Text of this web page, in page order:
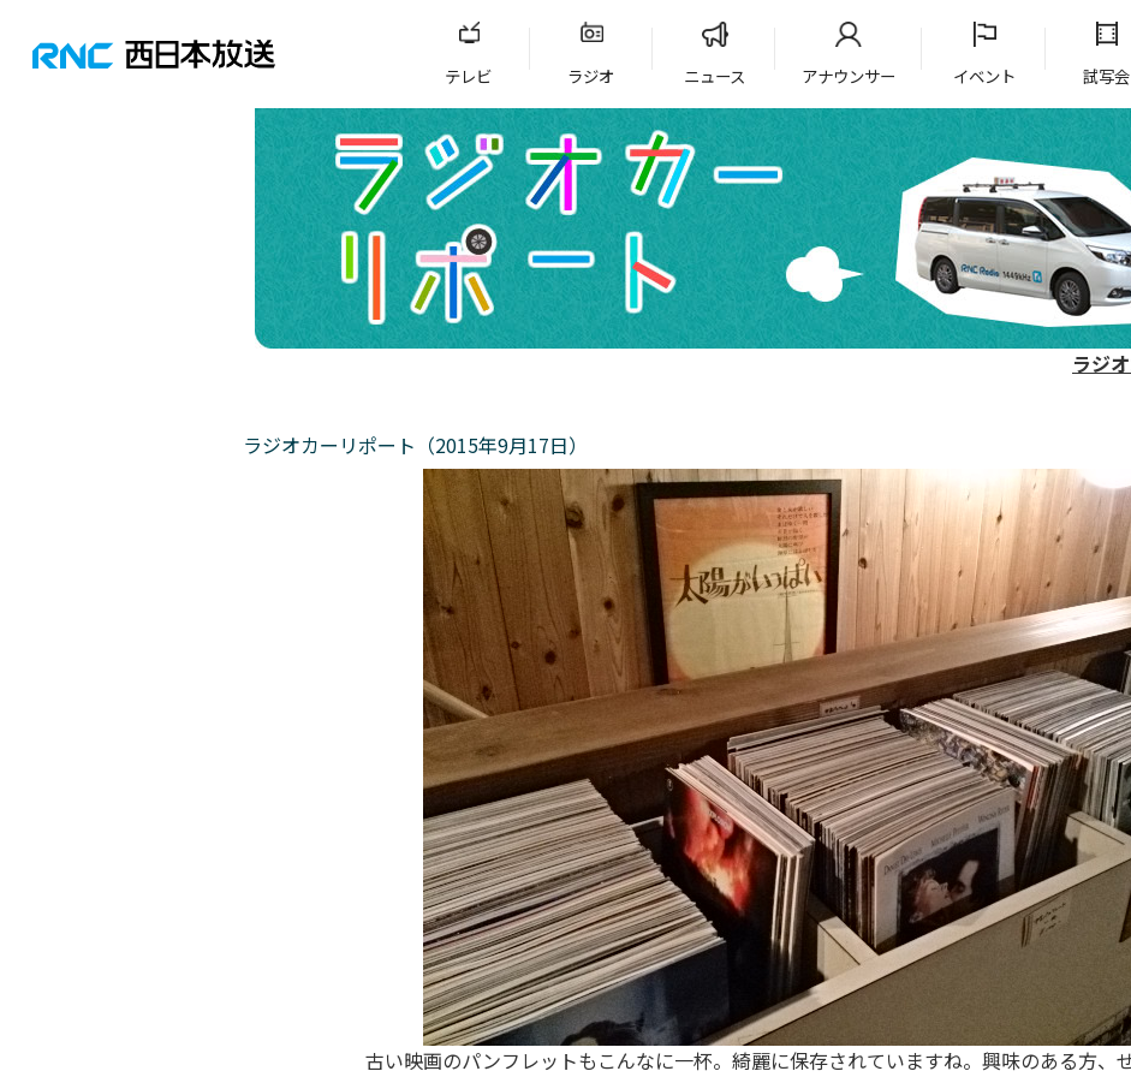
テレビ ラジオ ニュース アナウンサー イベント 試写会
ラジ
ラジオカーリポート（2015年9月17日）
古い映画のパンフレットもこんなに一杯。綺麗に保存されていますね。興味のある方、